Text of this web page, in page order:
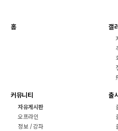
홈 갤
커뮤니티
자유게시판
오프라인
정보 / 강좌
출